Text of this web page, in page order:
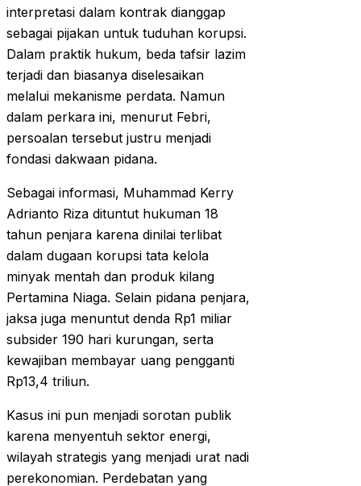
interpretasi dalam kontrak dianggap
sebagai pijakan untuk tuduhan korupsi.
Dalam praktik hukum, beda tafsir lazim
terjadi dan biasanya diselesaikan
melalui mekanisme perdata. Namun
dalam perkara ini, menurut Febri,
persoalan tersebut justru menjadi
fondasi dakwaan pidana.
Sebagai informasi, Muhammad Kerry
Adrianto Riza dituntut hukuman 18
tahun penjara karena dinilai terlibat
dalam dugaan korupsi tata kelola
minyak mentah dan produk kilang
Pertamina Niaga. Selain pidana penjara,
jaksa juga menuntut denda Rp1 miliar
subsider 190 hari kurungan, serta
kewajiban membayar uang pengganti
Rp13,4 triliun.
Kasus ini pun menjadi sorotan publik
karena menyentuh sektor energi,
wilayah strategis yang menjadi urat nadi
perekonomian. Perdebatan yang